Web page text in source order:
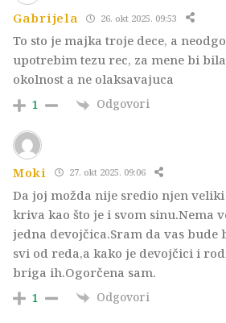
Gabrijela 26. okt 2025. 09:53
To sto je majka troje dece, a
upotrebim tezu rec, za mene bi
okolnost a ne olaksavajuca
1 Odgovori
Moki 27. okt 2025. 09:06
Da joj možda nije sredio njen veliki
kriva kao što je i svom sinu.Nema
jedna devojčica.Sram da vas bude
svi od reda,a kako je devojčici i
briga ih.Ogorčena sam.
1 Odgovori